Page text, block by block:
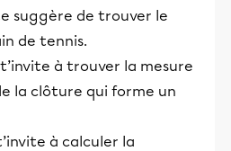
suggère de trouver le
de tennis.
à trouver la mesure
la clôture qui forme un
à calculer la